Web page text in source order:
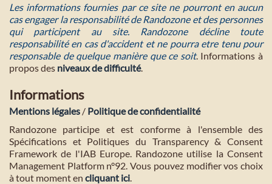
Les informations fournies par ce site ne pourront en aucun
cas engager la responsabilité de Randozone et des personnes
qui participent au site. Randozone décline toute
responsabilité en cas d'accident et ne pourra etre tenu pour
responsable de quelque manière que ce soit. Informations à
propos des niveaux de difficulté.
Informations
Mentions légales / Politique de confidentialité
Randozone participe et est conforme à l'ensemble des
Spécifications et Politiques du Transparency & Consent
Framework de l'IAB Europe. Randozone utilise la Consent
Management Platform n°92. Vous pouvez modifier vos choix
à tout moment en cliquant ici.